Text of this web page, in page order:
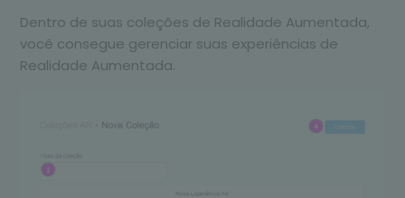
Dentro de suas coleções de Realidade Aumentada,
você consegue gerenciar suas experiências de
Realidade Aumentada.